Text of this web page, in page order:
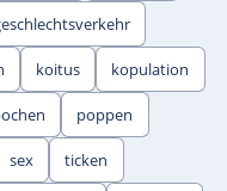
koitus kopulation
poppen
sex ticken